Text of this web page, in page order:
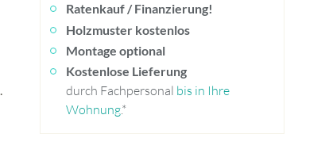
Ratenkauf / Finanzierung!
Holzmuster kostenlos
Montage optional
Kostenlose Lieferung
durch Fachpersonal bis in Ihre
Wohnung.*